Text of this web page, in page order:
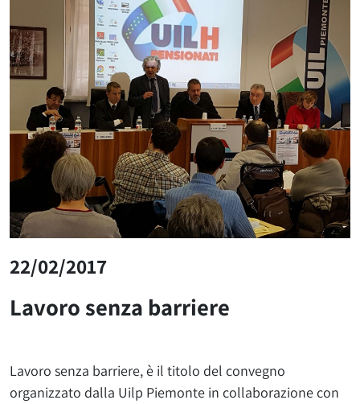
22/02/2017
Lavoro senza barriere
Lavoro senza barriere, è il titolo del convegno
organizzato dalla Uilp Piemonte in collaborazione con